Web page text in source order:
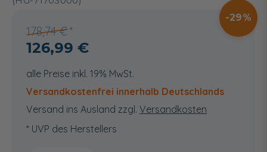
178,74 €
29
126,99 €
alle Preise inkl. 19% MwSt.
Versandkostenfrei innerhalb Deutschlands
Versand ins Ausland zzgl. Versandkosten
* UVP des Herstellers